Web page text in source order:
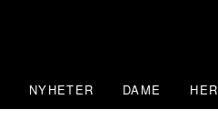
NYHETER DAME